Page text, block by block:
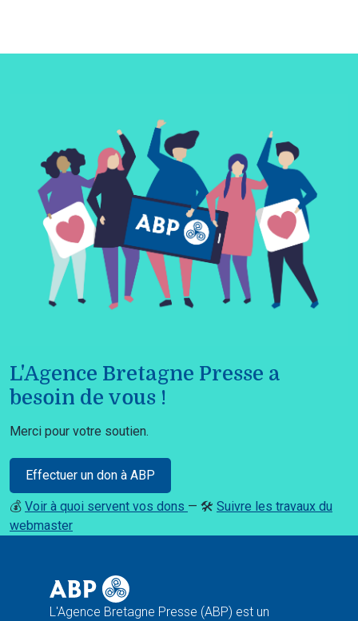
L'Agence Bretagne Presse a
besoin de vous !
Merci pour votre soutien.
Effectuer un don à ABP
💰 Voir à quoi servent vos dons — 🛠️ Suivre les travaux du
webmaster
L'Agence Bretagne Presse (ABP) est un